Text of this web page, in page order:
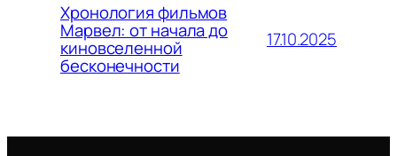
Хронология фильмов
Марвел: от начала до
киновселенной
бесконечности
17.10.2025